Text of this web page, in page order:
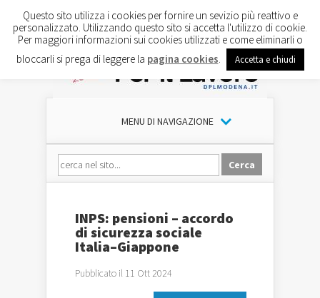
MENU DI NAVIGAZIONE
INPS: pensioni – accordo
di sicurezza sociale
Italia–Giappone
Pubblicato il 11 Ott 2024
Questo sito utilizza i cookies per fornire un sevizio più reattivo e
personalizzato. Utilizzando questo sito si accetta l'utilizzo di cookie.
Per maggiori informazioni sui cookies utilizzati e come eliminarli o
bloccarli si prega di leggere la pagina cookies Accetta e chiudi